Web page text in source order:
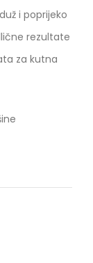
i poprijeko
rezultate
za kutna